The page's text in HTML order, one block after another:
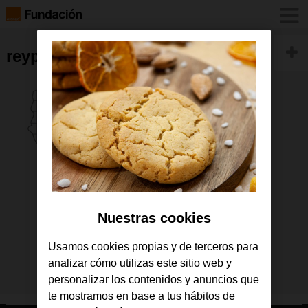
reyparai_logo
Nuestras cookies
Usamos cookies propias y de terceros para
analizar cómo utilizas este sitio web y
personalizar los contenidos y anuncios que
te mostramos en base a tus hábitos de